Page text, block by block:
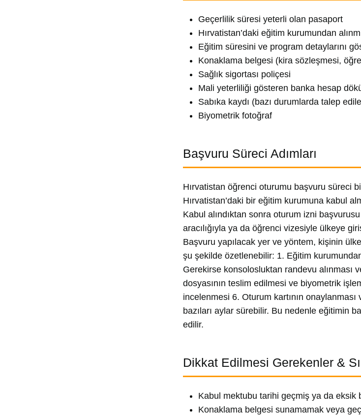
Geçerlilik süresi yeterli olan pasaport
Hırvatistan’daki eğitim kurumundan
Eğitim süresini ve program detaylarını
Konaklama belgesi (kira sözleşmesi,
Sağlık sigortası poliçesi
Mali yeterliliği gösteren banka hesap
Sabıka kaydı (bazı durumlarda talep
Biyometrik fotoğraf
Başvuru Süreci Adımları
Hırvatistan öğrenci oturumu başvuru süreci
Hırvatistan’daki bir eğitim kurumuna kabul
Kabul alındıktan sonra oturum izni
aracılığıyla ya da öğrenci vizesiyle ülkeye
Başvuru yapılacak yer ve yöntem, kişinin
şu şekilde özetlenebilir: 1. Eğitim
Gerekirse konsolosluktan randevu
dosyasının teslim edilmesi ve biyometrik
incelenmesi 6. Oturum kartının
bazıları aylar sürebilir. Bu nedenle eğitimin
edilir.
Dikkat Edilmesi Gerekenler &
Kabul mektubu tarihi geçmiş ya da
Konaklama belgesi sunamamak veya